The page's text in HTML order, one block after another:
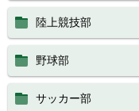
陸上競技部
野球部
サッカー部